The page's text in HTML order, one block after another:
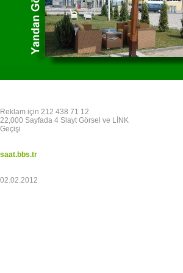
Reklam için 212 438 71 12
22,000 Sayfada 4 Slayt Görsel ve LİNK
Geçişi
saat.bbs.tr
02.02.2012